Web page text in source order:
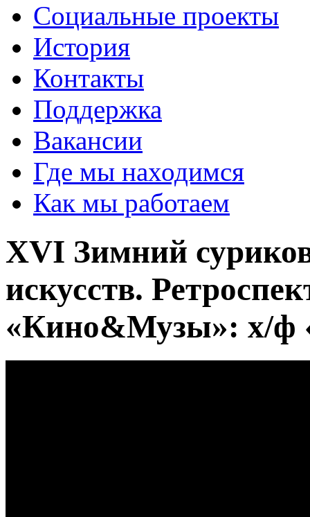
Социальные проекты
История
Контакты
Поддержка
Вакансии
Где мы находимся
Как мы работаем
XVI Зимний
искусств.
«Кино&Музы»: х/ф